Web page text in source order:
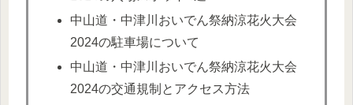
中山道・中津川おいでん祭納涼花火大会
2024の駐車場について
中山道・中津川おいでん祭納涼花火大会
2024の交通規制とアクセス方法